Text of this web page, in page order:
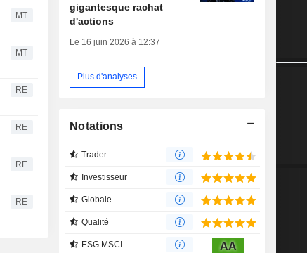
MT
MT
RE
RE
RE
RE
gigantesque rachat
d'actions
Le 16 juin 2026 à 12:37
Plus d'analyses
Notations
Trader
Investisseur
Globale
Qualité
ESG MSCI AA